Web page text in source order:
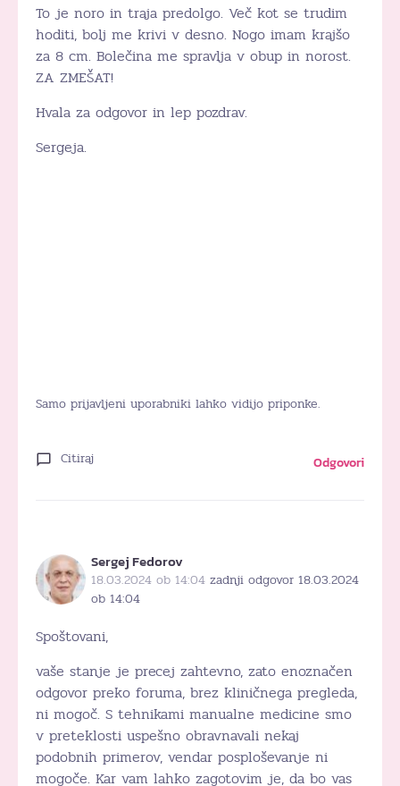
To je noro in traja predolgo. Več kot se trudim
hoditi, bolj me krivi v desno. Nogo imam krajšo
za 8 cm. Bolečina me spravlja v obup in norost.
ZA ZMEŠAT!
Hvala za odgovor in lep pozdrav.
Sergeja.
Samo prijavljeni uporabniki lahko vidijo priponke.
Citiraj Odgovori
Sergej Fedorov
18.03.2024 ob 14:04 zadnji odgovor 18.03.2024
ob 14:04
Spoštovani,
vaše stanje je precej zahtevno, zato enoznačen
odgovor preko foruma, brez kliničnega pregleda,
ni mogoč. S tehnikami manualne medicine smo
v preteklosti uspešno obravnavali nekaj
podobnih primerov, vendar posploševanje ni
mogoče. Kar vam lahko zagotovim je, da bo vas